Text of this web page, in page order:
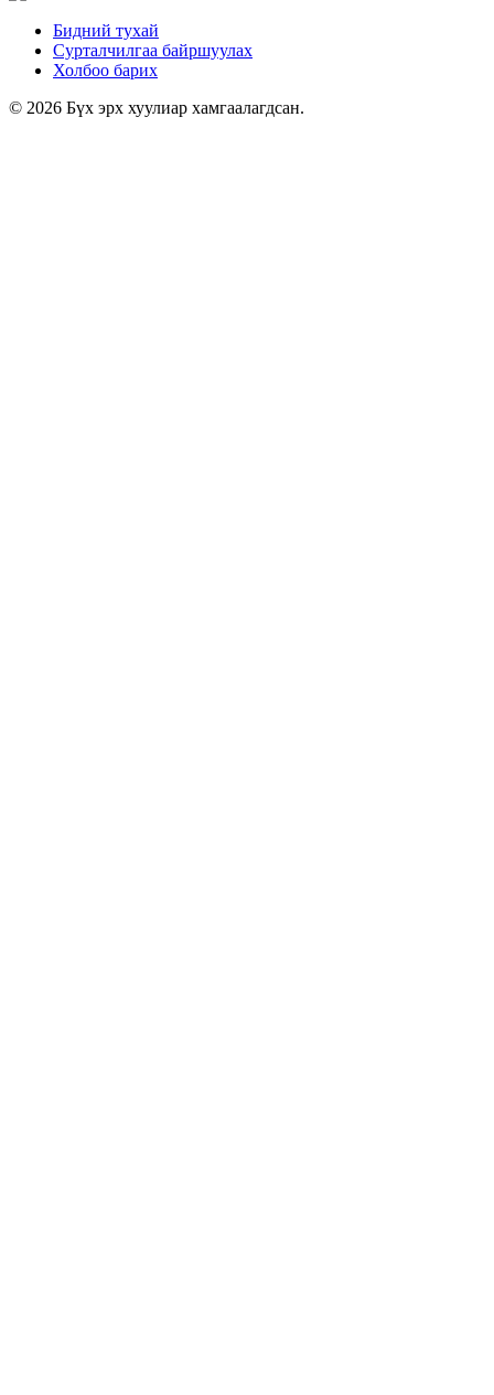
Бидний тухай
Сурталчилгаа байршуулах
Холбоо барих
© 2026 Бүх эрх хуулиар хамгаалагдсан.